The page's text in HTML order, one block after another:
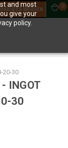
and most
give your
policy.
WERDEN
0
20-30
INGOT
30